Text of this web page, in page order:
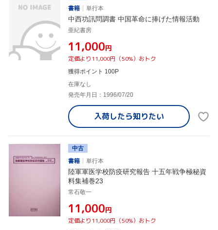
書籍
単行本
中西功訊問調書 中国革命に捧げた情報活動
亜紀書房
¥11,000円
定価より11,000円（50%）おトク
獲得ポイント 100P
在庫なし
発売年月日：1996/07/20
入荷したら知りたい
中古
書籍
単行本
陸軍軍医学校防疫研究報告 十五年戦争極秘資
料集補巻23
常石敬一
¥11,000円
定価より11,000円（50%）おトク